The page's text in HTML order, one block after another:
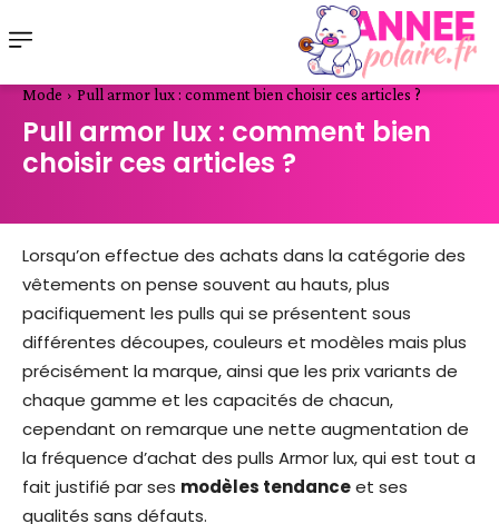
Mode Pull armor lux : comment bien choisir ces articles ?
Pull armor lux : comment bien
choisir ces articles ?
Lorsqu’on effectue des achats dans la catégorie des
vêtements on pense souvent au hauts, plus
pacifiquement les pulls qui se présentent sous
différentes découpes, couleurs et modèles mais plus
précisément la marque, ainsi que les prix variants de
chaque gamme et les capacités de chacun,
cependant on remarque une nette augmentation de
la fréquence d’achat des pulls Armor lux, qui est tout a
fait justifié par ses modèles tendanceet ses
qualités sans défauts.